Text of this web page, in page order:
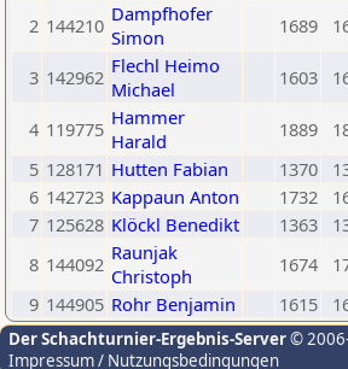
2 144210 Dampfhofer
Simon
1689
3 142962 Flechl Heimo
Michael
1603
4 119775 Hammer
Harald
1889
5 128171 Hutten Fabian 1370
6 142723 Kappaun Anton 1732
7 125628 Klöckl Benedikt 1363
8 144092 Raunjak
Christoph
1674
9 144905 Rohr Benjamin 1615
Der Schachturnier-Ergebnis-Server©
Impressum / Nutzungsbedingungen